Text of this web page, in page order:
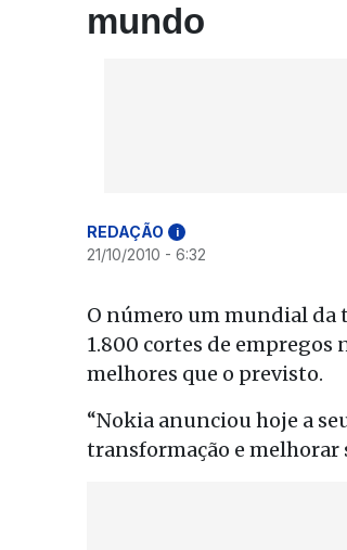
mundo
REDAÇÃO i
21/10/2010 - 6:32
O número um mundial
1.800 cortes de empregos
melhores que o previsto.
“Nokia anunciou hoje a
transformação e melhorar